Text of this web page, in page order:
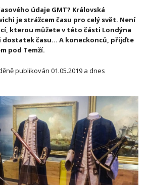
údaje GMT? Královská
je strážcem času pro celý svět. Není
kterou můžete v této části Londýna
dostatek času… A koneckonců, přijďte
pod Temží.
publikován 01.05.2019 a dnes